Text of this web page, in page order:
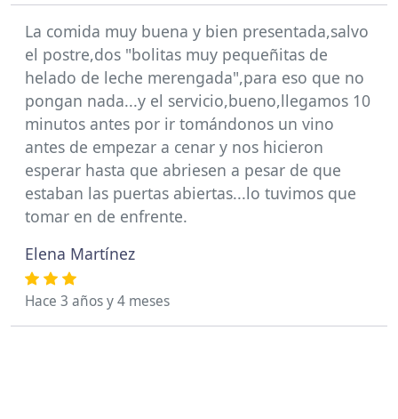
La comida muy buena y bien presentada,salvo
el postre,dos "bolitas muy pequeñitas de
helado de leche merengada",para eso que no
pongan nada...y el servicio,bueno,llegamos 10
minutos antes por ir tomándonos un vino
antes de empezar a cenar y nos hicieron
esperar hasta que abriesen a pesar de que
estaban las puertas abiertas...lo tuvimos que
tomar en de enfrente.
Elena Martínez
Hace 3 años y 4 meses